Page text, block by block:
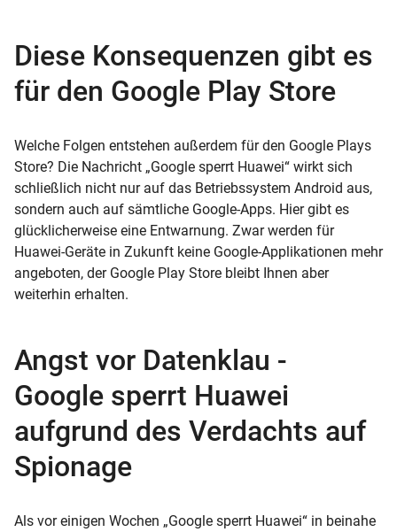
Diese Konsequenzen gibt es
für den Google Play Store
Welche Folgen entstehen außerdem für den Google Plays
Store? Die Nachricht „Google sperrt Huawei“ wirkt sich
schließlich nicht nur auf das Betriebssystem Android aus,
sondern auch auf sämtliche Google-Apps. Hier gibt es
glücklicherweise eine Entwarnung. Zwar werden für
Huawei-Geräte in Zukunft keine Google-Applikationen mehr
angeboten, der Google Play Store bleibt Ihnen aber
weiterhin erhalten.
Angst vor Datenklau -
Google sperrt Huawei
aufgrund des Verdachts auf
Spionage
Als vor einigen Wochen „Google sperrt Huawei“ in beinahe